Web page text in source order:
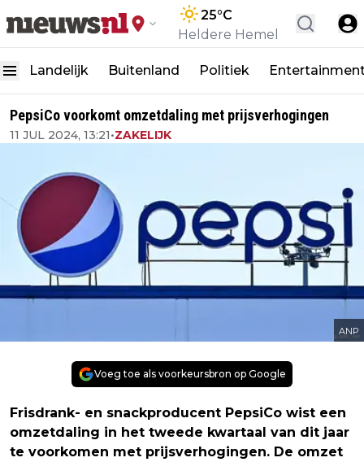
25°C
Heldere Hemel
Landelijk Buitenland Politiek
PepsiCo voorkomt omzetdaling met prijsverhogingen
11 JUL 2024, 13:21•ZAKELIJK
ANP
Voeg toe als voorkeursbron op Google
Frisdrank- en snackproducent PepsiCo wist een
omzetdaling in het tweede kwartaal van dit jaar
te voorkomen met prijsverhogingen. De omzet